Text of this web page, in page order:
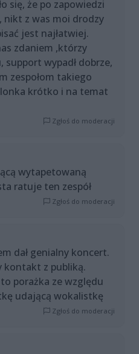
się, że po zapowiedzi
nikt z was moi drodzy
jest najłatwiej.
zdaniem ,którzy
wypadł dobrze,
zespołom takiego
krótko i na temat
Zgłoś do moderacji
wytapetowaną
ratuje ten zespół
Zgłoś do moderacji
dał genialny koncert.
kontakt z publiką.
porażka ze względu
udającą wokalistkę
Zgłoś do moderacji